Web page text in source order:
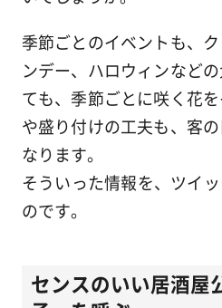
季節ごとのイベントも、
ンデー、ハロウィンなど
ても、季節ごとに咲く花
や盛り付けの工夫も、客
なります。
そういった情報を、ツイ
のです。
センスのいい居酒屋